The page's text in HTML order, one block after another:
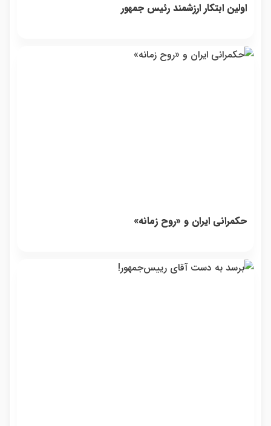
اولین ابتکار ارزشمند رئیس جمهور
حکمرانی ایران و «روح زمانه»